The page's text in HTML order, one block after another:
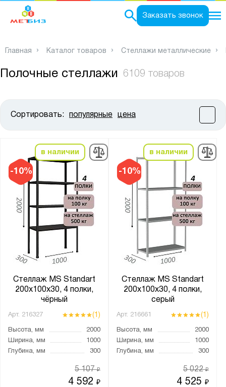
Заказать звонок
Главная Каталог товаров Стеллажи металлические
Полочные стеллажи 6109 товаров
Сортировать: популярные цена
-10%
в наличии
Стеллаж MS Standart
200х100х30, 4 полки,
чёрный
Арт. 216327 (1)
Высота, мм
2000
Ширина, мм
1000
Глубина, мм
300
4 592₽
5 107₽
-10%
в наличии
Стеллаж MS Standart
200х100х30, 4 полки,
серый
Арт. 216661 (1)
Высота, мм
2000
Ширина, мм
1000
Глубина, мм
300
4 525₽
5 022₽
Высота, мм:
от до
Ширина, мм:
от
Глубина, мм:
от до
порошковое
Количество полок, шт.:
до